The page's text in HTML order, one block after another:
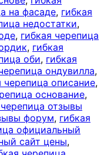
на фасаде, гибкая
недостатки,
, гибкая черепица
, гибкая
оби, гибкая
ондувилла,
черепица описание,
основание,
отзывы
форум, гибкая
официальный
сайт цены,